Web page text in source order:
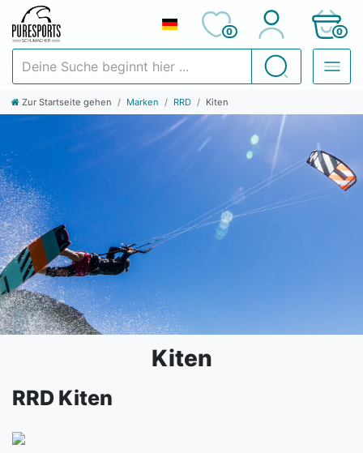
Suchen
0 0
Zur Startseite gehen Marken RRD Kiten
Kiten
RRD Kiten